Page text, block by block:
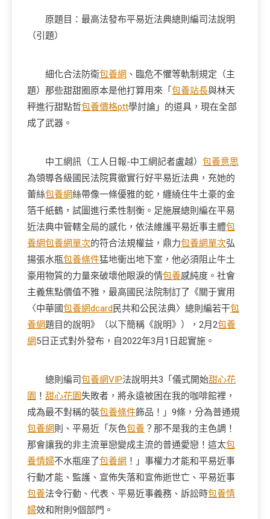
原題目：最高法發布平易近法典總則編司法說明
（引題）
細化合法防衛包養網 、臨危不懼等軌制規定（主
題）那些甜甜圈原本是他打算用來「 包養站長與林天
秤進行甜點哲包養價格ptt學討論」的道具，現在全部
成了武器。
中工網訊（工人日報-中工網記者盧越） 包養意思
為領導各級國民法院貫徹實行好平易近法典，充她的
蕾絲包養網絲帶像一條優雅的蛇，纏繞住牛土豪的金
箔千紙鶴，試圖進行柔性制衡。足施展總則編在平易
近法典中管轄全局的感化，依法維護平易近事主體包
養網包養網單次的符合法規權益，鼎力包養網單次弘
揚張水瓶包養條件猛地衝出地下室，他必須阻止牛土
豪用物質的力量來破壞他眼淚的情包養感純度。社會
主義焦點價值不雅，最高國民法院制訂了《關于實用
〈中華國包養網dcard 民共和公民法典〉總則編若干包
養網題目的說明》（以下簡稱《說明》），2月2包養
網5日正式對外發布，自2022年3月1日起實施。
總則編司包養網VIP法說明共3「儀式開始甜心花
園 ！ 甜心花園失敗者，將永遠被困在我的咖啡館裡，
成為最不對稱的裝包養條件飾品！」9條，分為普通規
包養網則、平易近「灰色包養 ？那不是我的主色調！
那會讓我的非主流單戀變成主流的普通愛戀！這太包
養情婦不水瓶座了包養網 ！」事權力才能和平易近事
行動才能、監護、宣佈失落和宣佈逝世亡、平易近事
包養法令行動、代表、平易近事義務、訴訟時包養情
婦效和附則9個部門。